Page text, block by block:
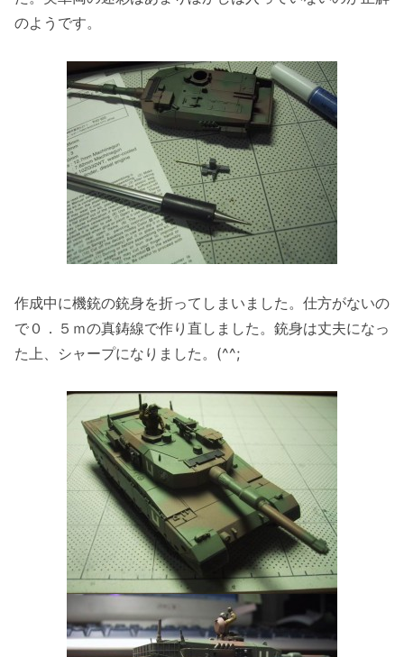
のようです。
作成中に機銃の銃身を折ってしまいました。仕方がないの
で０．５ｍの真鋳線で作り直しました。銃身は丈夫になっ
た上、シャープになりました。(^^;